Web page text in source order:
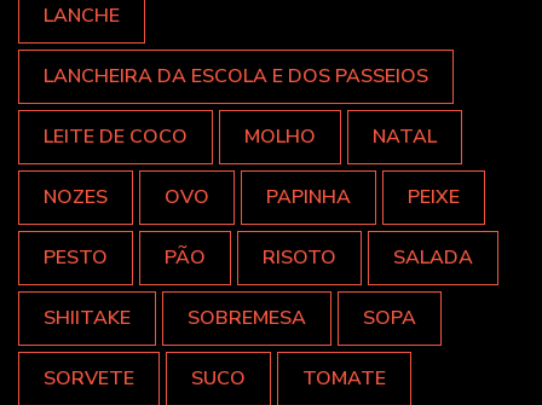
LANCHE
LANCHEIRA DA ESCOLA E DOS PASSEIOS
LEITE DE COCO MOLHO NATAL
NOZES OVO PAPINHA PEIXE
PESTO PÃO RISOTO SALADA
SHIITAKE SOBREMESA SOPA
SORVETE SUCO TOMATE